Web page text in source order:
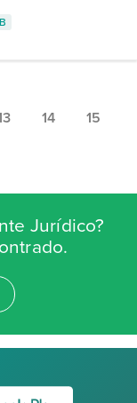
14 15
Jurídico?